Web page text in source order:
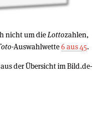
nicht um die Lottozahlen,
-Auswahlwette6 aus 45.
der Übersicht im Bild.de-